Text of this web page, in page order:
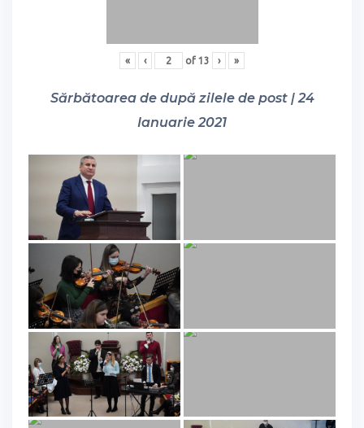
« ‹ of 13 › »
Sărbătoarea de după zilele de post | 24
Ianuarie 2021